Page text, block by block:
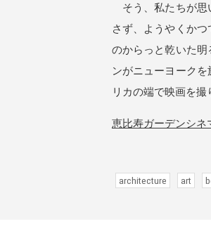
そう、私たちが思
さず、ようやくか
のからっと乾いた
ンがニューヨーク
リカの端で映画を
恵比寿ガーデンシネ
architecture art